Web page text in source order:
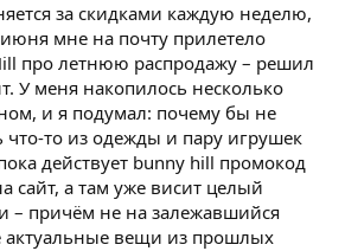
за скидками каждую неделю,
мне на почту прилетело
про летнюю распродажу – решил
У меня накопилось несколько
и я подумал: почему бы не
что-то из одежды и пару игрушек
действует bunny hill промокод
сайт, а там уже висит целый
– причём не на залежавшийся
актуальные вещи из прошлых